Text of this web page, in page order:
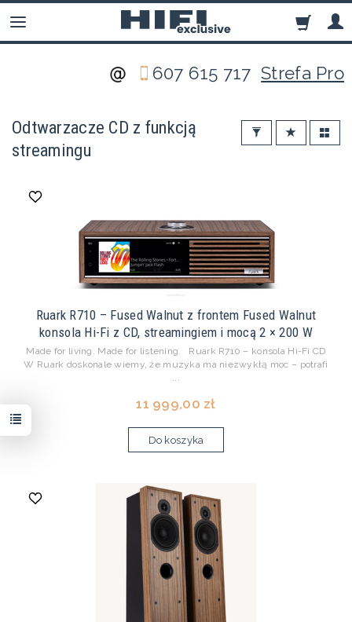
607 615 717Strefa Pro
Odtwarzacze CD z funkcją
streamingu
Ruark R710 – Fused Walnut z frontem Fused Walnut
konsola Hi-Fi z CD, streamingiem i mocą 2 × 200 W
Made for living. Made for listening. Ruark R710 – konsola Hi-Fi CD
W Ruark doskonale wiemy, że muzyka ma niezwykłą moc – potrafi
...
11 999,00 zł
Do koszyka